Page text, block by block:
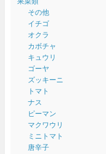
その他
イチゴ
オクラ
カボチャ
キュウリ
ゴーヤ
ズッキーニ
トマト
ナス
ピーマン
マクワウリ
ミニトマト
唐辛子